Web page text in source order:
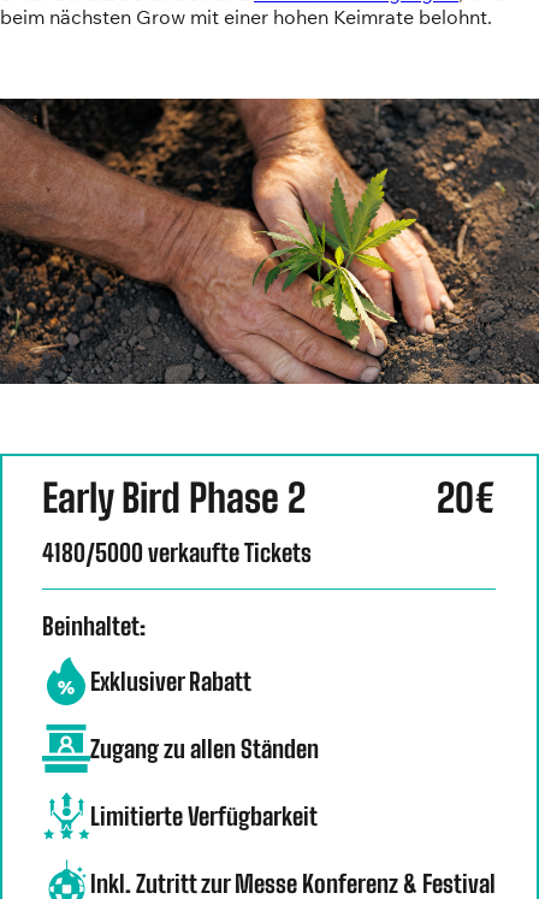
beim nächsten Grow mit einer hohen Keimrate belohnt.
Early Bird Phase 2
4180/5000 verkaufte Tickets
20€
Beinhaltet:
Exklusiver Rabatt
Zugang zu allen Ständen
Limitierte Verfügbarkeit
Inkl. Zutritt zur Messe Konferenz & Festival